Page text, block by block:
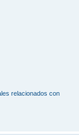
relacionados con